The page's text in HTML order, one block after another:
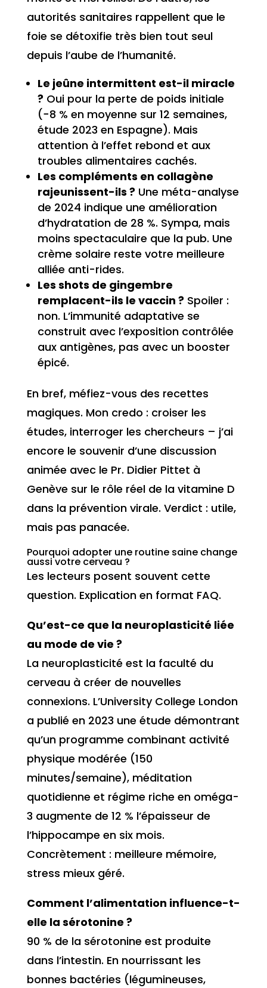
autorités sanitaires rappellent que le
foie se détoxifie très bien tout seul
depuis l’aube de l’humanité.
Le jeûne intermittent est-il miracle
?Oui pour la perte de poids initiale
(−8 % en moyenne sur 12 semaines,
étude 2023 en Espagne). Mais
attention à l’effet rebond et aux
troubles alimentaires cachés.
Les compléments en collagène
rajeunissent-ils ?Une méta-analyse
de 2024 indique une amélioration
d’hydratation de 28 %. Sympa, mais
moins spectaculaire que la pub. Une
crème solaire reste votre meilleure
alliée anti-rides.
Les shots de gingembre
remplacent-ils le vaccin ?Spoiler :
non. L’immunité adaptative se
construit avec l’exposition contrôlée
aux antigènes, pas avec un booster
épicé.
En bref, méfiez-vous des recettes
magiques. Mon credo : croiser les
études, interroger les chercheurs – j’ai
encore le souvenir d’une discussion
animée avec le Pr. Didier Pittet à
Genève sur le rôle réel de la vitamine D
dans la prévention virale. Verdict : utile,
mais pas panacée.
Pourquoi adopter une routine saine change
aussi votre cerveau ?
Les lecteurs posent souvent cette
question. Explication en format FAQ.
Qu’est-ce que la neuroplasticité liée
au mode de vie ?
La neuroplasticité est la faculté du
cerveau à créer de nouvelles
connexions. L’University College London
a publié en 2023 une étude démontrant
qu’un programme combinant activité
physique modérée (150
minutes/semaine), méditation
quotidienne et régime riche en oméga-
3 augmente de 12 % l’épaisseur de
l’hippocampe en six mois.
Concrètement : meilleure mémoire,
stress mieux géré.
Comment l’alimentation influence-t-
elle la sérotonine ?
90 % de la sérotonine est produite
dans l’intestin. En nourrissant les
bonnes bactéries (légumineuses,